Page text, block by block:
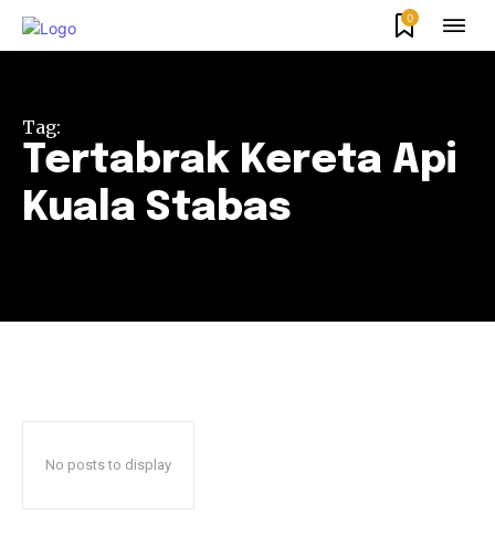
0
Tag:
Tertabrak Kereta Api
Kuala Stabas
No posts to display